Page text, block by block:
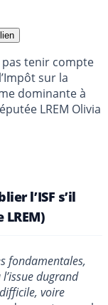
tenir compte
sur la
dominante à
LREM Olivia
l’ISF s’il
fondamentales,
dugrand
voire